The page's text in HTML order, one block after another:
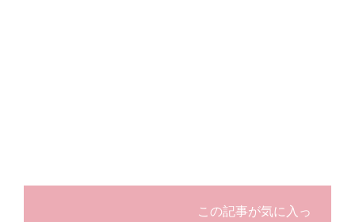
この記事が気に入っ